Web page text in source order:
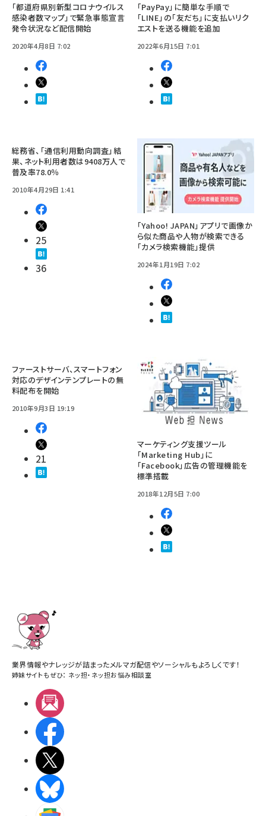
「都道府県別新型コロナウイルス
感染者数マップ」で緊急事態宣言
発令状況など配信開始
2020年4月8日 7:02
「PayPay」に簡単な手順で
「LINE」の「友だち」に支払いリク
エストを送る機能を追加
2022年6月15日 7:01
総務省、「通信利用動向調査」結
果、ネット利用者数は9408万人で
普及率78.0％
2010年4月29日 1:41
25
36
「Yahoo! JAPAN」アプリで画像か
ら似た商品や人物が検索できる
「カメラ検索機能」提供
2024年1月19日 7:02
ファーストサーバ、スマートフォン
対応のデザインテンプレートの無
料配布を開始
2010年9月3日 19:19
21
マーケティング支援ツール
「Marketing Hub」に
「Facebook」広告の管理機能を
標準搭載
2018年12月5日 7:00
業界情報やナレッジが詰まったメルマガ配信やソーシャルもよろしくです！
姉妹サイトもぜひ： ネッ担・ ネッ担お悩み相談室